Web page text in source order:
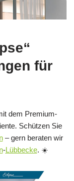
für
dem Premium-
Schützen Sie
– gern beraten wir
-Lübbecke. ☀️